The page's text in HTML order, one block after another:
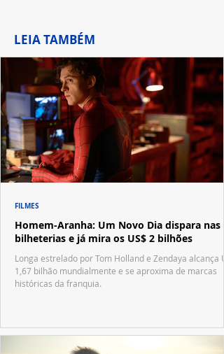
LEIA TAMBÉM
Homem-Aranha: Um Novo Dia dispara nas
bilheterias e já mira os US$ 2 bilhões
Longa estrelado por Tom Holland e Zendaya alcança
1,67 bilhão mundialmente e se aproxima de marcas
históricas da franquia.
FILMES